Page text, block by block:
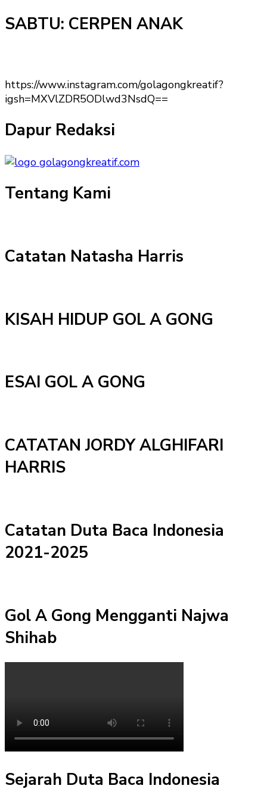
SABTU: CERPEN ANAK
https://www.instagram.com/golagongkreatif?
igsh=MXVlZDR5ODlwd3NsdQ==
Dapur Redaksi
Tentang Kami
Catatan Natasha Harris
KISAH HIDUP GOL A GONG
ESAI GOL A GONG
CATATAN JORDY ALGHIFARI
HARRIS
Catatan Duta Baca Indonesia
2021-2025
Gol A Gong Mengganti Najwa
Shihab
Sejarah Duta Baca Indonesia